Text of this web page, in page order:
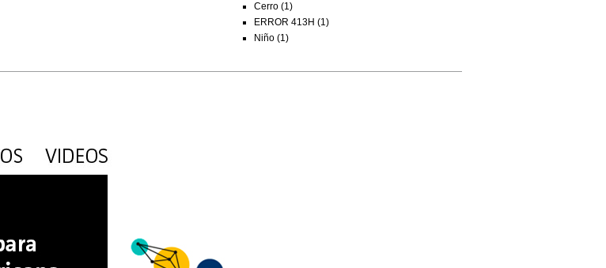
Cerro (1)
ERROR 413H (1)
Niño (1)